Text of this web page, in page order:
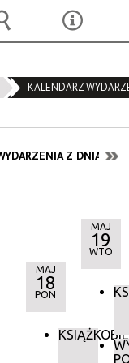
KALENDARZ
Z DNIA:
MAJ
18
PON
MAJ
19
WTO